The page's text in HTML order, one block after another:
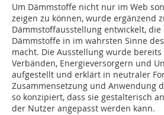
Um Dämmstoffe nicht nur im Web
zeigen zu können, wurde ergänzend
Dämmstoffausstellung entwickelt,
Dämmstoffe in im wahrsten Sinne
macht. Die Ausstellung wurde
Verbänden, Energieversorgern und
aufgestellt und erklärt in neutraler
Zusammensetzung und Anwendung
so konzipiert, dass sie gestalterisch
der Nutzer angepasst werden kann.